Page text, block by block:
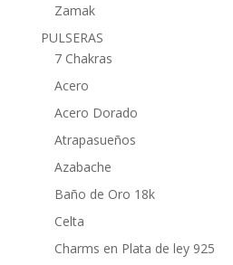
Zamak
PULSERAS
7 Chakras
Acero
Acero Dorado
Atrapasueños
Azabache
Baño de Oro 18k
Celta
Charms en Plata de ley 925